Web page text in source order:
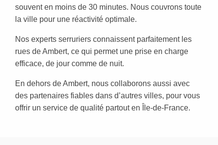
souvent en moins de 30 minutes. Nous couvrons toute
la ville pour une réactivité optimale.
Nos experts serruriers connaissent parfaitement les
rues de Ambert, ce qui permet une prise en charge
efficace, de jour comme de nuit.
En dehors de Ambert, nous collaborons aussi avec
des partenaires fiables dans d’autres villes, pour vous
offrir un service de qualité partout en Île-de-France.